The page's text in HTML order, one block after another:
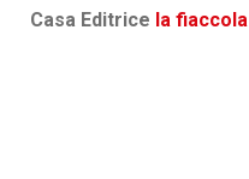
Casa Editrice la fiaccola